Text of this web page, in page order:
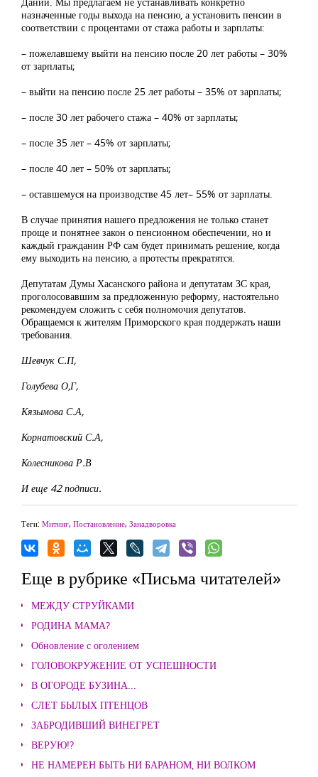
назначенные годы выхода на пенсию, а установить пенсии в
соответствии с процентами от стажа работы и зарплаты:
– пожелавшему выйти на пенсию после 20 лет работы – 30%
от зарплаты;
– выйти на пенсию после 25 лет работы – 35% от зарплаты;
– после 30 лет рабочего стажа – 40% от зарплаты;
– после 35 лет – 45% от зарплаты;
– после 40 лет – 50% от зарплаты;
– оставшемуся на производстве 45 лет– 55% от зарплаты.
В случае принятия нашего предложения не только станет
проще и понятнее закон о пенсионном обеспечении, но и
каждый гражданин РФ сам будет принимать решение, когда
ему выходить на пенсию, а протесты прекратятся.
Депутатам Думы Хасанского района и депутатам ЗС края,
проголосовавшим за предложенную реформу, настоятельно
рекомендуем сложить с себя полномочия депутатов.
Обращаемся к жителям Приморского края поддержать наши
требования.
Шевчук С.П,
Голубева О,Г,
Кязымова С.А,
Корнатовский С.А,
Колесникова Р.В
И еще 42 подписи.
Теги: Митинг, Постановление, Занадворовка
Еще в рубрике «Письма читателей»
МЕЖДУ СТРУЙКАМИ
РОДИНА МАМА?
Обновление с оголением
ГОЛОВОКРУЖЕНИЕ ОТ УСПЕШНОСТИ
В ОГОРОДЕ БУЗИНА...
СЛЕТ БЫЛЫХ ПТЕНЦОВ
ЗАБРОДИВШИЙ ВИНЕГРЕТ
ВЕРУЮ!?
НЕ НАМЕРЕН БЫТЬ НИ БАРАНОМ, НИ ВОЛКОМ